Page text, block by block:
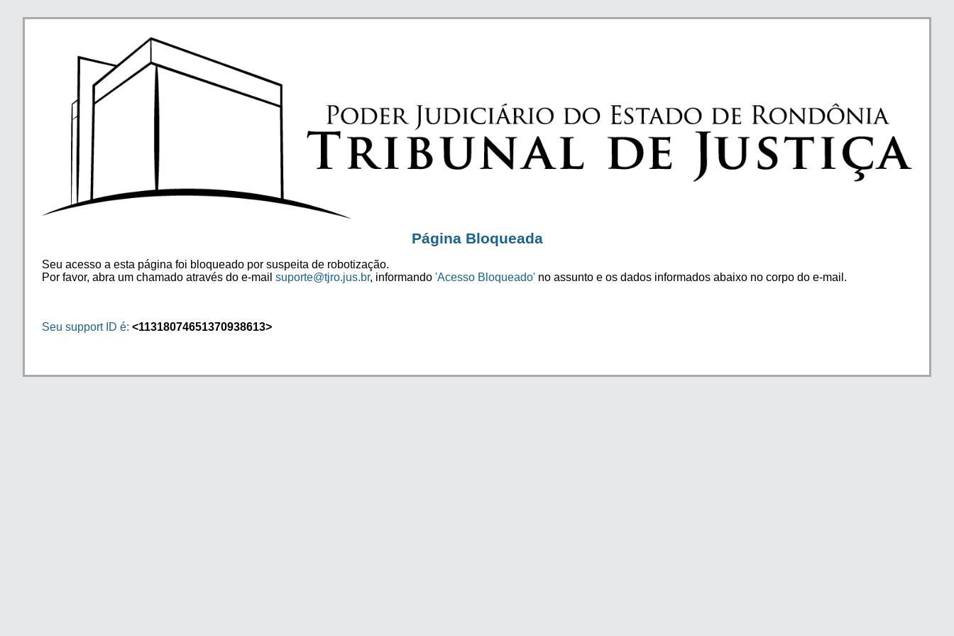
Página Bloqueada
Seu acesso a esta página foi bloqueado por suspeita de robotização.
Por favor, abra um chamado através do e-mail suporte@tjro.jus.br, informando 'Acesso Bloqueado' no assunto e os dados informados abaixo no corpo do e-mail.
Seu support ID é: <11318074651370938613>